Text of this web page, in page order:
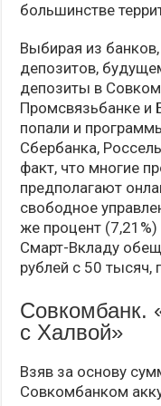
большинстве
Выбирая из
депозитов,
депозиты в
Промсвязьбанке и
попали и
Сбербанка,
факт, что многие
предполагают
свободное
же процент
Смарт-Вкладу
рублей с 50
Совкомбанк.
с Халвой»
Взяв за основу
Совкомбанком